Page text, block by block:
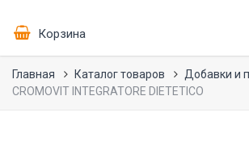
Корзина
Главная Каталог товаров
Добавки и
CROMOVIT INTEGRATORE DIETETICO